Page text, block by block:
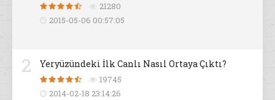
21280
2015-05-06 00:57:05
2 Yeryüzündeki İlk Canlı Nasıl Ortaya Çıktı?
19745
2014-02-18 23:14:26